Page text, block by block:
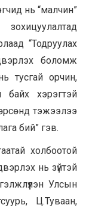
нь “малчин”
“Тодруулах
боломж
тусгай орчин,
байх хэрэгтэй
тэжээлээ
бий” гэв.
холбоотой
нь зүйтэй
Улсын
Ц.Туваан,